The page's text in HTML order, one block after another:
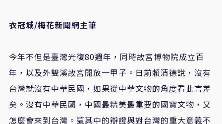
衣冠城/梅花新聞網主筆
今年不但是臺灣光復80週年，同時故宮博物院成立百
年，以及外雙溪故宮開放一甲子。日前賴清德說，沒有
台灣就沒有中華民國，如果從中華文物的角度看此言差
矣。沒有中華民國，中國最精美最重要的國寶文物，又
怎麼會來到台灣。這其中的辯證與對台灣的重大意義不